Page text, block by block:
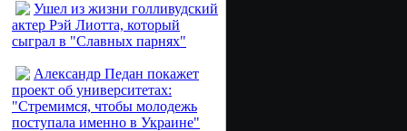
Ушел из жизни голливудский
актер Рэй Лиотта, который
сыграл в "Славных парнях"
Александр Педан покажет
проект об университетах:
"Стремимся, чтобы молодежь
поступала именно в Украине"